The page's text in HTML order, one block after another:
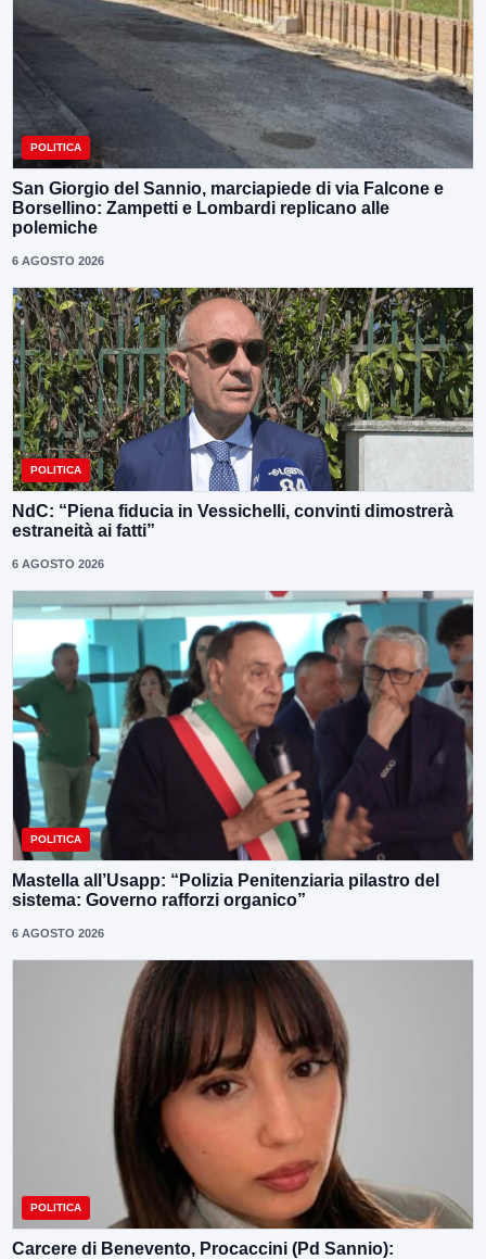
POLITICA
San Giorgio del Sannio, marciapiede di via Falcone e
Borsellino: Zampetti e Lombardi replicano alle
polemiche
6 AGOSTO 2026
POLITICA
NdC: “Piena fiducia in Vessichelli, convinti dimostrerà
estraneità ai fatti”
6 AGOSTO 2026
POLITICA
Mastella all’Usapp: “Polizia Penitenziaria pilastro del
sistema: Governo rafforzi organico”
6 AGOSTO 2026
POLITICA
Carcere di Benevento, Procaccini (Pd Sannio):